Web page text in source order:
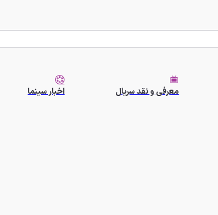
معرفی و نقد سریال اخبار سینما